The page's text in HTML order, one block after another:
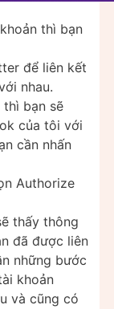
thì bạn
để liên kết
nhau.
bạn sẽ
của tôi với
cần nhấn
Authorize
thấy thông
đã được liên
những bước
khoản
và cũng có